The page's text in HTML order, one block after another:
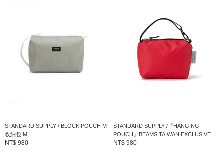
本體面料：棉 60%、尼龍 40%|內側加工：壓克力
塗層|局部配件：牛皮
日本製造
STANDARD SUPPLY / BLOCK POUCH M
收納包 M
NT$ 980
STANDARD SUPPLY /『HANGING
POUCH』BEAMS TAIWAN EXCLUSIVE
NT$ 980